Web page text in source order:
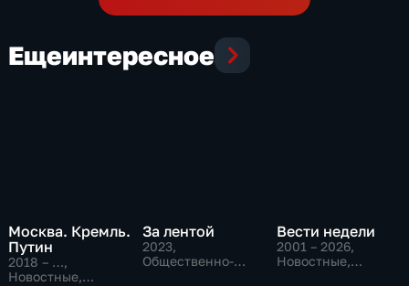
Ещеинтересное
Москва. Кремль.
Путин
2018 – …,
Новостные,
За лентой
2023,
Общественно-
Вести недели
2001 – 2026,
Новостные,